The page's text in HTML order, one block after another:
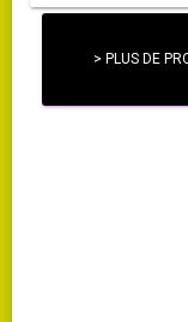
> PLUS DE